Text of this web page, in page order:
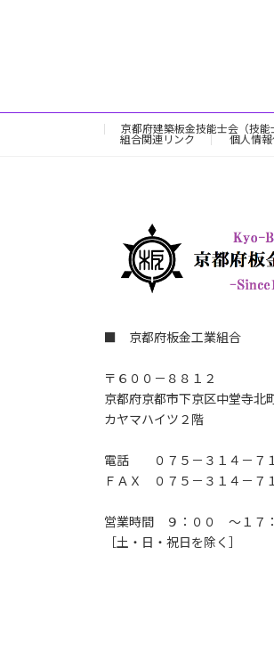
京都府建築板金技能士会（技能
組合関連リンク
個人情
■ 京都府板金工業組合
〒６００－８８１２
京都府京都市下京区中堂寺北
カヤマハイツ２階
電話 ０７５－３１４－７１
ＦＡＸ ０７５－３１４－７
営業時間 ９：００ ～１７
［土・日・祝日を除く］